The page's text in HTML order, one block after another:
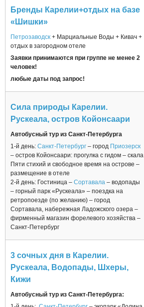
Бренды Карелии+отдых на базе
«Шишки»
Петрозаводск + Марциальные Воды + Кивач +
отдых в загородном отеле
Заявки принимаются при группе не менее 2
человек!
любые даты под запрос!
Сила природы Карелии.
Рускеала, остров Койонсаари
Автобусный тур из Санкт-Петербурга
1-й день: Санкт-Петербург – город Приозерск
– остров Койонсаари: прогулка с гидом – скала
Пяти стихий и свободное время на острове –
размещение в отеле
2-й день: Гостиница – Сортавала – водопады
– горный парк «Рускеала» – поездка на
ретропоезде (по желанию) – город
Сортавала, набережная Ладожского озера –
фирменный магазин форелевого хозяйства –
Санкт-Петербург
3 сочных дня в Карелии.
Рускеала, Водопады, Шхеры,
Кижи
Автобусный тур из Санкт-Петербурга: